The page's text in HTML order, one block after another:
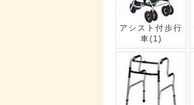
アシスト付歩行
車(1)